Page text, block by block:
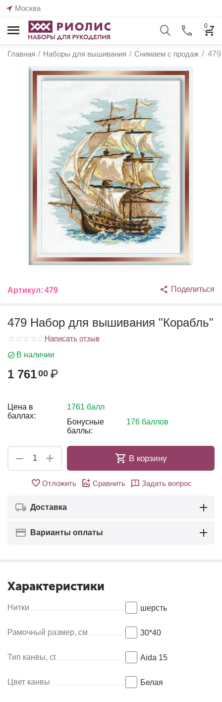
Москва
0
Главная / Наборы для вышивания / Снимаем с продаж /
Артикул: 479 Поделиться
479 Набор для вышивания "Корабль"
Написать отзыв
В наличии
1 76100 ₽
Цена в
баллах:
1761 балл
Бонусные
баллы:
176 баллов
+
− В корзину
Отложить Сравнить Задать вопрос
Доставка
Варианты оплаты
Характеристики
Нитки шерсть
Рамочный размер, см 30*40
Тип канвы, ct Aida 15
Цвет канвы Белая